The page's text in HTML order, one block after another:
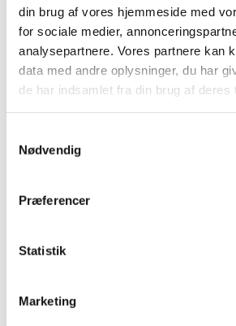
din brug af vores hjemmeside med
for sociale medier,
analysepartnere. Vores partnere kan
data med andre oplysninger, du har
de har indsamlet fra din brug af deres
Nødvendig
Præferencer
Statistik
Marketing